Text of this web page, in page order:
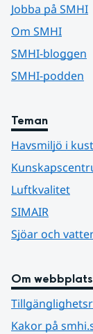
Jobba på SMHI
Om SMHI
SMHI-bloggen
SMHI-podden
Teman
Havsmiljö i
Luftkvalitet
SIMAIR
Sjöar och
Om
Kakor på